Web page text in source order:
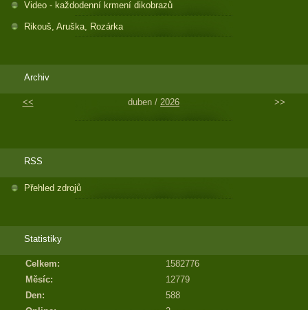
Video - každodenní krmení dikobrazů
Rikouš, Aruška, Rozárka
Archiv
<< duben / 2026 >>
RSS
Přehled zdrojů
Statistiky
Celkem:
1582776
Měsíc:
12779
Den:
588